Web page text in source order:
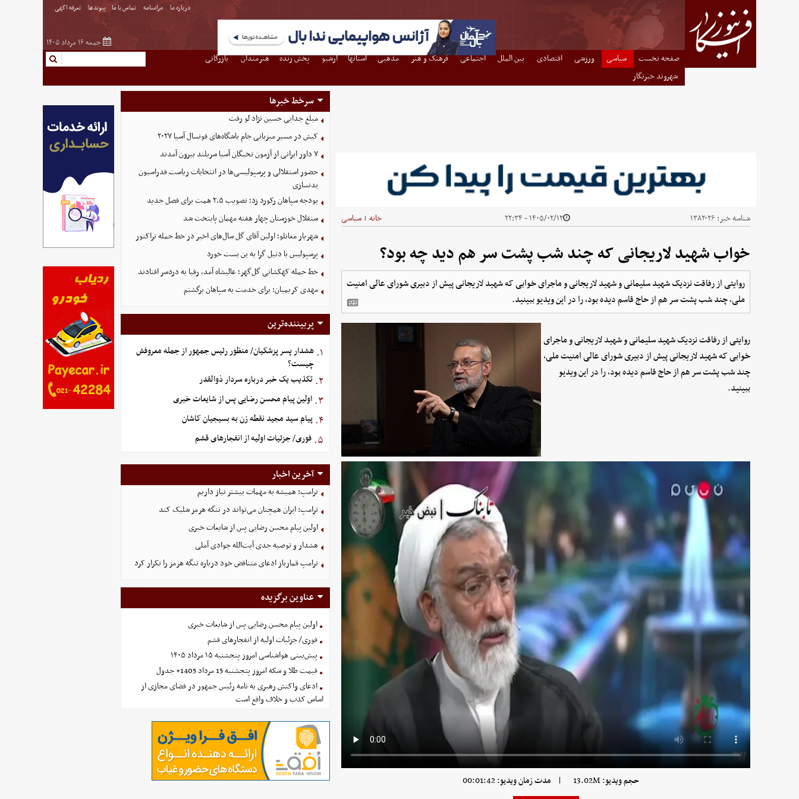
درباره ما مرامنامه تماس با ما پیوندها تعرفه اگهی
جمعه ۱۶ مرداد ۱۴۰۵
صفحه نخست سیاسی ورزشی اقتصادی بین الملل اجتماعی فرهنگ و هنر مذهبی استانها آرشیو پخش زنده هنرمندان
بازرگانی
شهروند خبرنگار
شناسه خبر: ۱۳۸۲۰۲۶ ۱۴۰۵/۰۲/۱۲ - ۲۲:۳۴ خانه | سیاسی
خواب شهید لاریجانی که چند شب پشت سر هم دید چه بود؟
روایتی از رفاقت نزدیک شهید سلیمانی و شهید لاریجانی و ماجرای خوابی که شهید لاریجانی پیش از دبیری شورای‌ عالی‌ امنیت
ملی، چند شب پشت سر هم از حاج قاسم دیده بود، را در این ویدیو ببینید.
روایتی از رفاقت نزدیک شهید سلیمانی و شهید لاریجانی و ماجرای
خوابی که شهید لاریجانی پیش از دبیری شورای‌ عالی‌ امنیت ملی،
چند شب پشت سر هم از حاج قاسم دیده بود، را در این ویدیو
ببینید.
حجم ویدیو: 13.02M | مدت زمان ویدیو: 00:01:42
سرخط خبرها
مبلغ جدایی حسین نژاد لو رفت
کیش در مسیر میزبانی جام باشگاه‌های فوتسال آسیا ۲۰۲۷
۷ داور ایرانی از آزمون نخبگان آسیا سربلند بیرون آمدند
حضور استقلالی و پرسپولیسی‌ها در انتخابات ریاست فدراسیون
بدنسازی
بودجه سپاهان رکورد زد؛ تصویب ۲.۵ همت برای فصل جدید
ستقلال خوزستان چهار هفته مهمان پایتخت شد
شهریار مغانلو؛ اولین آقای گل سال‌های اخیر در خط حمله تراکتور
پرسپولیس با دنیل گرا به بن بست خورد
خط حمله کهکشانی گل‌گهر؛ عالیشاه آمد، رقبا به دردسر افتادند
مهدی کریمیان: برای خدمت به سپاهان برگشتم
پربیننده‌ترین
۱. هشدار پسر پزشکیان/ منظور رئیس جمهور از جمله معروفش
چیست؟
۲. تکذیب یک خبر درباره سردار ذوالقدر
۳. اولین پیام محسن رضایی پس از شایعات خبری
۴. پیام سید مجید نقطه زن به بسیجیان کاشان
۵. فوری/ جزئیات اولیه از انفجارهای قشم
آخرین اخبار
ترامپ: همیشه به مهمات بیشتر نیاز داریم
ترامپ: ایران همچنان می‌تواند در تنگه هرمز شلیک کند
اولین پیام محسن رضایی پس از شایعات خبری
هشدار و توصیه جدی آیت‌الله جوادی آملی
ترامپ قمارباز ادعای متناقض خود درباره تنگه هرمز را تکرار کرد
عناوین برگزیده
اولین پیام محسن رضایی پس از شایعات خبری
فوری/ جزئیات اولیه از انفجارهای قشم
پیش‌بینی هواشناسی امروز پنجشنبه ۱۵ مرداد ۱۴۰۵
قیمت طلا و سکه امروز پنجشنبه 15 مرداد 1405+ جدول
ادعای واکنش رهبری به نامه رئیس جمهور در فضای مجازی از
اساس کذب و خلاف واقع است